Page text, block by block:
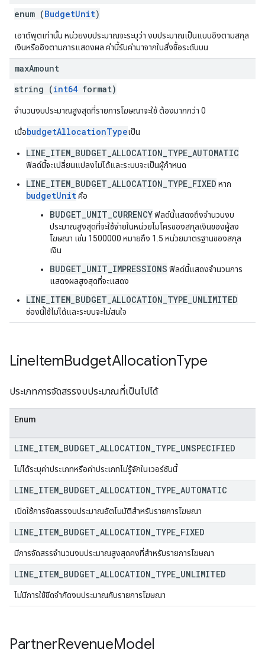
enum (BudgetUnit)
เอาต์พุตเท่านั้น หน่วยงบประมาณจะระบุว่า งบประมาณเป็นแบบอิงตามสกุล
เงินหรืออิงตามการแสดงผล ค่านี้รับค่ามาจากใบสั่งซื้อระดับบน
maxAmount
string (int64 format)
จำนวนงบประมาณสูงสุดที่รายการโฆษณาจะใช้ ต้องมากกว่า 0
เมื่อbudgetAllocationTypeเป็น
LINE_ITEM_BUDGET_ALLOCATION_TYPE_AUTOMATIC
ฟิลด์นี้จะเปลี่ยนแปลงไม่ได้และระบบจะเป็นผู้กำหนด
LINE_ITEM_BUDGET_ALLOCATION_TYPE_FIXED หาก
budgetUnitคือ
BUDGET_UNIT_CURRENCYฟิลด์นี้แสดงถึงจำนวนงบ
ประมาณสูงสุดที่จะใช้จ่ายในหน่วยไมโครของสกุลเงินของผู้ลง
โฆษณา เช่น 1500000 หมายถึง 1.5 หน่วยมาตรฐานของสกุล
เงิน
BUDGET_UNIT_IMPRESSIONS ฟิลด์นี้แสดงจำนวนการ
แสดงผลสูงสุดที่จะแสดง
LINE_ITEM_BUDGET_ALLOCATION_TYPE_UNLIMITED
ช่องนี้ใช้ไม่ได้และระบบจะไม่สนใจ
LineItemBudgetAllocationType
ประเภทการจัดสรรงบประมาณที่เป็นไปได้
Enum
LINE ITEM BUDGET ALLOCATION TYPE UNSPECIFIED
ไม่ได้ระบุค่าประเภทหรือค่าประเภทไม่รู้จักในเวอร์ชันนี้
LINE ITEM BUDGET ALLOCATION TYPE AUTOMATIC
เปิดใช้การจัดสรรงบประมาณอัตโนมัติสำหรับรายการโฆษณา
LINE ITEM BUDGET ALLOCATION TYPE FIXED
มีการจัดสรรจำนวนงบประมาณสูงสุดคงที่สำหรับรายการโฆษณา
LINE ITEM BUDGET ALLOCATION TYPE UNLIMITED
ไม่มีการใช้ขีดจํากัดงบประมาณกับรายการโฆษณา
PartnerRevenueModel